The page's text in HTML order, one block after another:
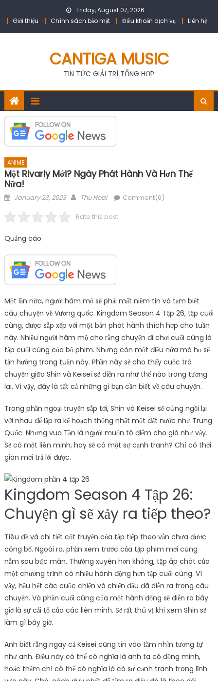
Friday, August 07, 2026
Giới thiệu
Chính sách bảo mật Điều khoản dịch vụ Liên hệ
CANTIGA MUSIC
TIN TỨC GIẢI TRÍ TỔNG HỢP
ANIME
Một Rivarly Mới? Ngày Phát Hành Và Hơn Thế
Nữa!
Posted
January 23, 2023 Author
Thu Hoai Comment(0)
Rate this post
Quảng cáo
Một lần nữa, người hâm mộ sẽ phải mất niềm tin và tạm biệt
câu chuyện về Vương quốc. Kingdom Season 4 Tập 26, tập cuối
cùng, được sắp xếp với một bản phát hành thích hợp cho tuần
này. Nhiều người hâm mộ cho rằng chuyến đi chơi cuối cùng là
tập cuối cùng của bộ phim. Nhưng còn một điều nữa mà họ sẽ
tận hưởng trong tuần này. Phần này sẽ cho thấy cuộc trò
chuyện giữa Shin và Keisei sẽ diễn ra như thế nào trong tương
lai. Vì vậy, đây là tất cả những gì bạn cần biết về câu chuyện.
Trong phần ngoại truyện sắp tới, Shin và Keisei sẽ cùng ngồi lại
với nhau để lập ra kế hoạch thống nhất một đất nước như Trung
Quốc. Nhưng vua Tần là người muốn tô điểm cho giá như vậy.
Sẽ có một liên minh, hay sẽ có một sự cạnh tranh? Chỉ có thời
gian mới trả lời được.
Kingdom Season 4 Tập 26:
Chuyện gì sẽ xảy ra tiếp theo?
Tiêu đề và chi tiết cốt truyện của tập tiếp theo vẫn chưa được
công bố. Ngoài ra, phần xem trước của tập phim mới cũng
nằm sau bức màn. Thường xuyên hơn không, tập áp chót của
một chương trình có nhiều hành động hơn tập cuối cùng. Vì
vậy, hầu hết các cuộc chiến và chiến đấu đã diễn ra trong câu
chuyện. Và phần cuối cùng của một hành động sẽ diễn ra bây
giờ là sự cải tổ của các liên minh. Sẽ rất thú vị khi xem Shin sẽ
làm gì bây giờ.
Anh biết rằng ngay cả Keisei cũng tin vào tầm nhìn tương tự
như anh. Điều này có thể có nghĩa là anh ta có đồng minh,
hoặc thậm chí có thể có nghĩa là có sự cạnh tranh trong lĩnh